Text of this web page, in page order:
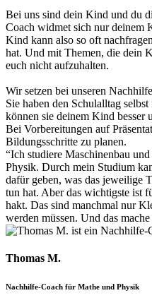
Bei uns sind dein Kind und du
Coach widmet sich nur deinem
Kind kann also so oft
hat. Und mit Themen, die dein
euch nicht aufzuhalten.
Wir setzen bei unseren
Sie haben den Schulalltag
können sie deinem Kind besser
Bei Vorbereitungen auf
Bildungsschritte zu planen.
“Ich studiere Maschinenbau
Physik. Durch mein Studium
dafür geben, was das jeweilige
tun hat. Aber das wichtigste ist
hakt. Das sind manchmal nur
werden müssen. Und das
Thomas M.
Nachhilfe-Coach für Mathe und Physik